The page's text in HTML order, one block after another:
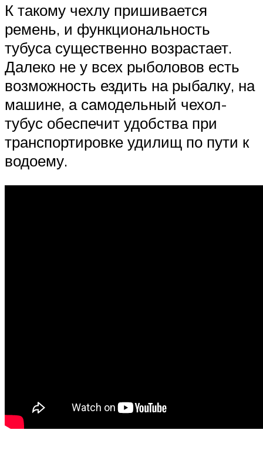
К такому чехлу пришивается
ремень, и функциональность
тубуса существенно возрастает.
Далеко не у всех рыболовов есть
возможность ездить на рыбалку, на
машине, а самодельный чехол-
тубус обеспечит удобства при
транспортировке удилищ по пути к
водоему.